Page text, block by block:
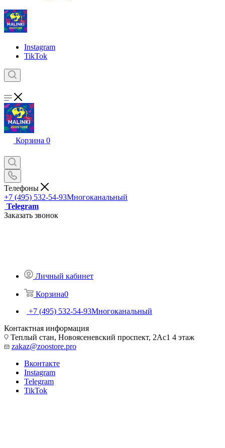
Instagram
TikTok
Корзина 0
Телефоны
+7 (495) 532-54-93Многоканальный
Telegram
Заказать звонок
Личный кабинет
Корзина0
+7 (495) 532-54-93Многоканальный
Контактная информация
Теплый стан, Новоясеневский проспект, 2Ас1 4 этаж
zakaz@zoostore.pro
Вконтакте
Instagram
Telegram
TikTok